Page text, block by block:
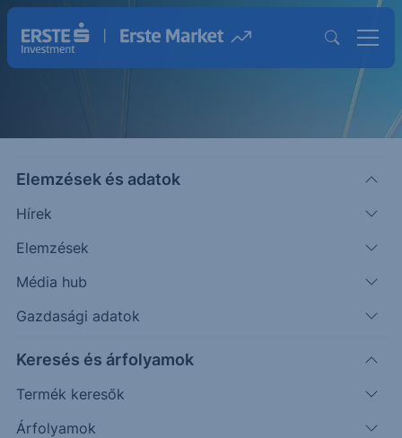
Elemzések és adatok
Hírek
Elemzések
Média hub
Gazdasági adatok
Keresés és árfolyamok
Termék keresők
Árfolyamok
Strukturált Értékpapírok
Magasabb hozam lehetősége egyedi